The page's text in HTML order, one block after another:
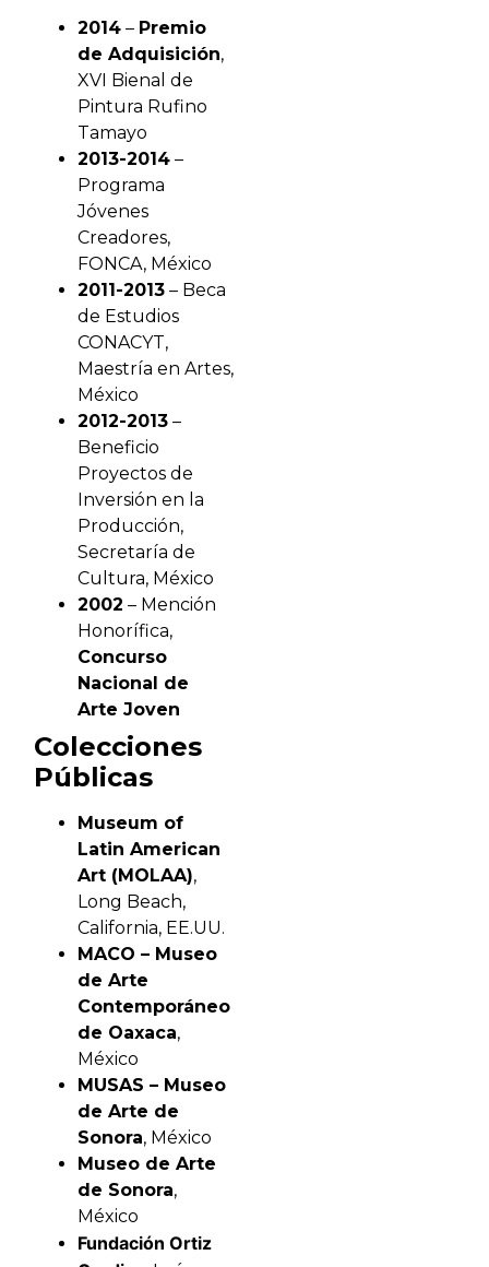
2014 – Premio
de Adquisición,
XVI Bienal de
Pintura Rufino
Tamayo
2013-2014 –
Programa
Jóvenes
Creadores,
FONCA, México
2011-2013 – Beca
de Estudios
CONACYT,
Maestría en Artes,
México
2012-2013 –
Beneficio
Proyectos de
Inversión en la
Producción,
Secretaría de
Cultura, México
2002 – Mención
Honorífica,
Concurso
Nacional de
Arte Joven
Colecciones
Públicas
Museum of
Latin American
Art (MOLAA),
Long Beach,
California, EE.UU.
MACO – Museo
de Arte
Contemporáneo
de Oaxaca,
México
MUSAS – Museo
de Arte de
Sonora, México
Museo de Arte
de Sonora,
México
Fundación Ortiz